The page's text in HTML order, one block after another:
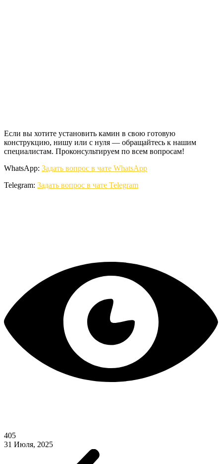
Если вы хотите установить камин в свою готовую
конструкцию, нишу или с нуля — обращайтесь к нашим
специалистам. Проконсультируем по всем вопросам!
WhatsApp: Задать вопрос в чате WhatsApp
Telegram: Задать вопрос в чате Telegram
405
31 Июля, 2025